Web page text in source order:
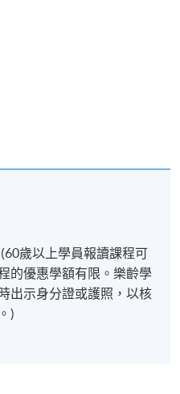
歲以上學員報讀課程可
的優惠學額有限。樂齡學
出示身分證或護照，以核
)